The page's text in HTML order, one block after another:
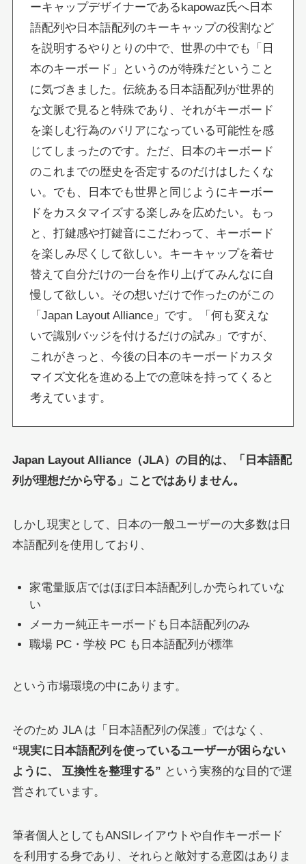
ーキャップデザイナーであるkapowaz氏へ日本
語配列や日本語配列のキーキャップの役割など
を説明するやりとりの中で、世界の中でも「日
本のキーボード」というのが特殊だということ
に気づきました。伝統ある日本語配列が世界的
な文脈で見ると特殊であり、それがキーボード
を楽しむ行為のバリアになっている可能性を感
じてしまったのです。ただ、日本のキーボード
のこれまでの歴史を否定するのだけはしたくな
い。でも、日本でも世界と同じようにキーボー
ドをカスタマイズする楽しみを広めたい。もっ
と、打鍵感や打鍵音にこだわって、キーボード
を楽しみ尽くして欲しい。キーキャップを着せ
替えて自分だけの一台を作り上げてみんなに自
慢して欲しい。その想いだけで作ったのがこの
「Japan Layout Alliance」です。「何も変えな
いで識別バッジを付けるだけの試み」ですが、
これがきっと、今後の日本のキーボードカスタ
マイズ文化を進める上での意味を持ってくると
考えています。
Japan Layout Alliance（JLA）の目的は、「日本語配
列が理想だから守る」ことではありません。
しかし現実として、日本の一般ユーザーの大多数は日
本語配列を使用しており、
家電量販店ではほぼ日本語配列しか売られていな
い
メーカー純正キーボードも日本語配列のみ
職場 PC・学校 PC も日本語配列が標準
という市場環境の中にあります。
そのため JLA は「日本語配列の保護」ではなく、
“現実に日本語配列を使っているユーザーが困らない
ように、 互換性を整理する” という実務的な目的で運
営されています。
筆者個人としてもANSIレイアウトや自作キーボード
を利用する身であり、それらと敵対する意図はありま